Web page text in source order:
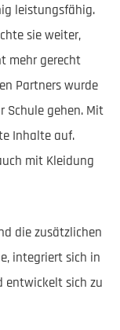
leistungsfähig.
sie weiter,
mehr gerecht
Partners wurde
Schule gehen. Mit
Inhalte auf.
mit Kleidung
die zusätzlichen
integriert sich in
entwickelt sich zu